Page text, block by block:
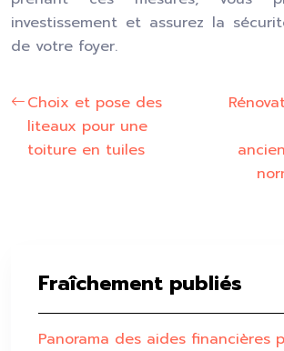
investissement et assurez la
de votre foyer.
Choix et pose des
liteaux pour une
toiture en tuiles
Fraîchement publiés
Panorama des aides financières